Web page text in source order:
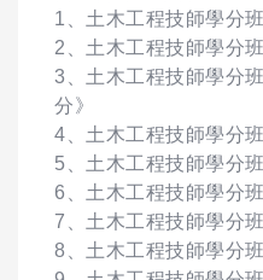
1、土木工程技師學分
2、土木工程技師學分
3、土木工程技師學分
分》
4、土木工程技師學分
5、土木工程技師學分
6、土木工程技師學分
7、土木工程技師學分
8、土木工程技師學分